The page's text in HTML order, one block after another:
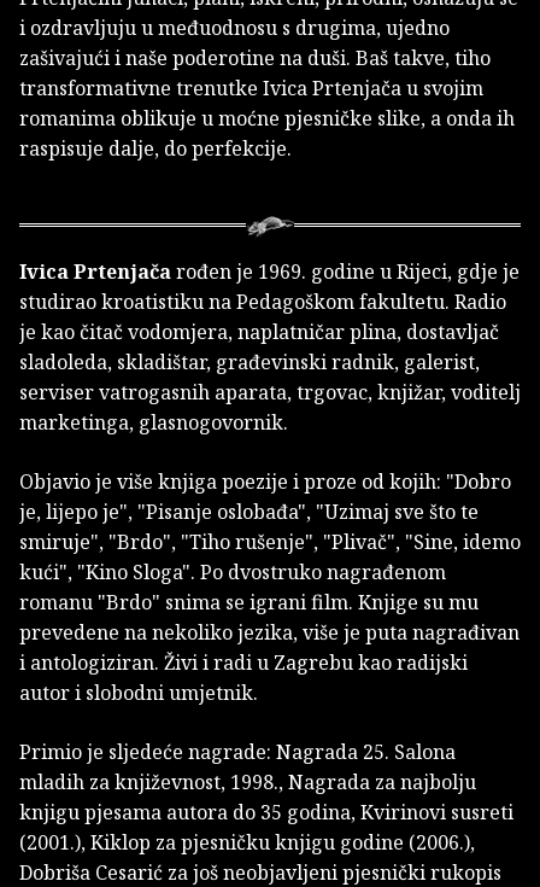
i ozdravljuju u međuodnosu s drugima, ujedno
zašivajući i naše poderotine na duši. Baš takve, tiho
transformativne trenutke Ivica Prtenjača u svojim
romanima oblikuje u moćne pjesničke slike, a onda ih
raspisuje dalje, do perfekcije.
Ivica Prtenjačarođen je 1969. godine u Rijeci, gdje je
studirao kroatistiku na Pedagoškom fakultetu. Radio
je kao čitač vodomjera, naplatničar plina, dostavljač
sladoleda, skladištar, građevinski radnik, galerist,
serviser vatrogasnih aparata, trgovac, knjižar, voditelj
marketinga, glasnogovornik.
Objavio je više knjiga poezije i proze od kojih: "Dobro
je, lijepo je", "Pisanje oslobađa", "Uzimaj sve što te
smiruje", "Brdo", "Tiho rušenje", "Plivač", "Sine, idemo
kući", "Kino Sloga". Po dvostruko nagrađenom
romanu "Brdo" snima se igrani film. Knjige su mu
prevedene na nekoliko jezika, više je puta nagrađivan
i antologiziran. Živi i radi u Zagrebu kao radijski
autor i slobodni umjetnik.
Primio je sljedeće nagrade: Nagrada 25. Salona
mladih za književnost, 1998., Nagrada za najbolju
knjigu pjesama autora do 35 godina, Kvirinovi susreti
(2001.), Kiklop za pjesničku knjigu godine (2006.),
Dobriša Cesarić za još neobjavljeni pjesnički rukopis